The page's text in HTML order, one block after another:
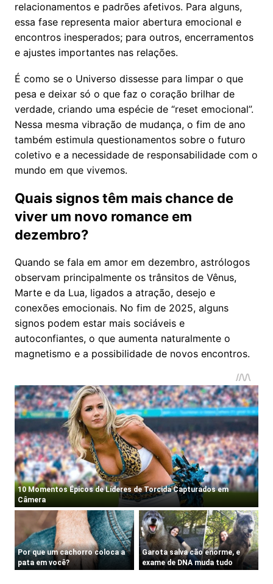
relacionamentos e padrões afetivos. Para alguns,
essa fase representa maior abertura emocional e
encontros inesperados; para outros, encerramentos
e ajustes importantes nas relações.
É como se o Universo dissesse para limpar o que
pesa e deixar só o que faz o coração brilhar de
verdade, criando uma espécie de “reset emocional”.
Nessa mesma vibração de mudança, o fim de ano
também estimula questionamentos sobre o futuro
coletivo e a necessidade de responsabilidade com o
mundo em que vivemos.
Quais signos têm mais chance de
viver um novo romance em
dezembro?
Quando se fala em amor em dezembro, astrólogos
observam principalmente os trânsitos de Vênus,
Marte e da Lua, ligados a atração, desejo e
conexões emocionais. No fim de 2025, alguns
signos podem estar mais sociáveis e
autoconfiantes, o que aumenta naturalmente o
magnetismo e a possibilidade de novos encontros.